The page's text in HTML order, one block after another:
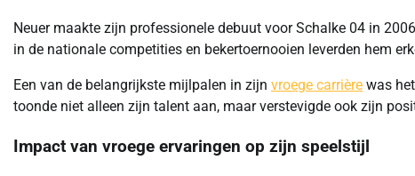
Neuer maakte zijn professionele debuut voor Schalke 04 in
in de nationale competities en bekertoernooien leverden hem
Een van de belangrijkste mijlpalen in zijn vroege carrière was
toonde niet alleen zijn talent aan, maar verstevigde ook zijn
Impact van vroege ervaringen op zijn speelstijl